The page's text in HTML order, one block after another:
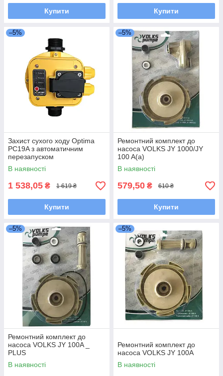
Купити Купити
–5%
Захист сухого ходу Optima
PC19A з автоматичним
перезапуском
В наявності
1 538,05 ₴ 1 619 ₴
Купити
–5%
Ремонтний комплект до
насоса VOLKS JY 1000/JY
100 A(a)
В наявності
579,50 ₴ 610 ₴
Купити
–5%
Ремонтний комплект до
насоса VOLKS JY 100A _
PLUS
В наявності
–5%
Ремонтний комплект до
насоса VOLKS JY 100A
В наявності